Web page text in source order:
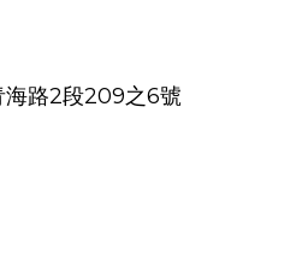
海路2段209之6號